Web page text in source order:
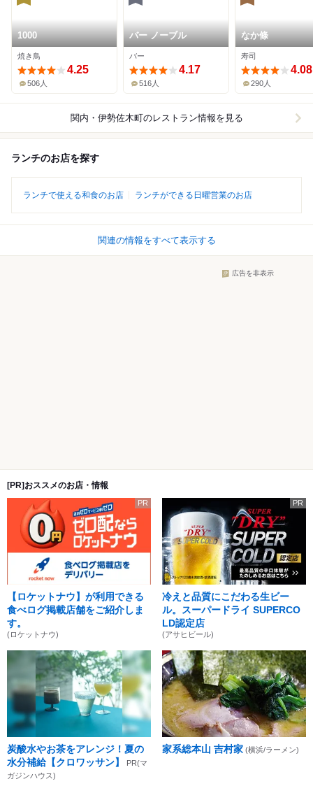
1000
焼き鳥
4.25
506人
バー ノーブル
バー
4.17
516人
なか條
寿司
4.08
290人
関内・伊勢佐木町のレストラン情報を見る
ランチのお店を探す
ランチで使える和食のお店 ランチができる日曜営業のお店
関連の情報をすべて表示する
広告を非表示
[PR]おススメのお店・情報
PR
【ロケットナウ】が利用できる
食べログ掲載店舗をご紹介しま
す。
(ロケットナウ)
PR
冷えと品質にこだわる生ビー
ル。スーパードライ SUPERCO
LD認定店
(アサヒビール)
炭酸水やお茶をアレンジ！夏の
水分補給【クロワッサン】
PR(マ
ガジンハウス)
家系総本山 吉村家 (横浜/ラーメン)